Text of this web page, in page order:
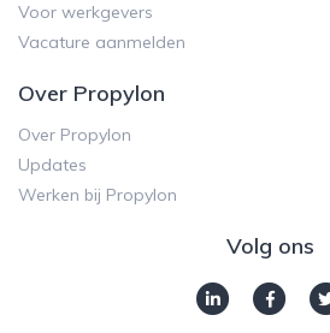
Voor werkgevers
Vacature aanmelden
Over Propylon
Over Propylon
Updates
Werken bij Propylon
Volg ons